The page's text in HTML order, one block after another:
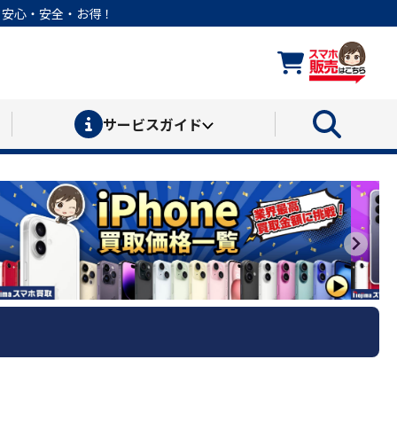
心・安全・お得！
サービスガイド